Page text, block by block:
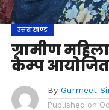
उत्तराखण्ड
ग्रामीण
कैम्प
By Gurmeet
Published on